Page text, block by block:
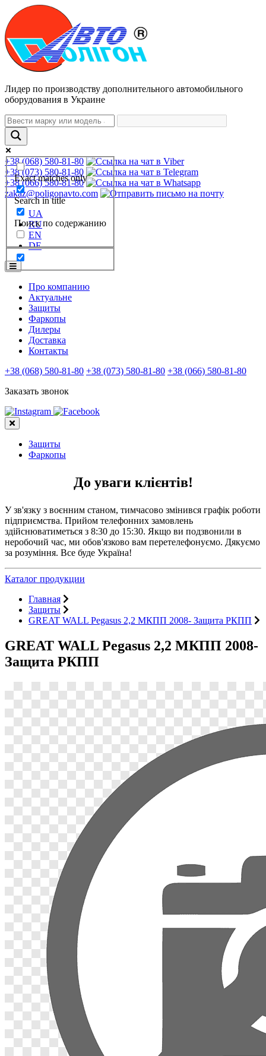
Лидер по производству дополнительного автомобильного
оборудования в Украине
Exact matches only
Search in title
Поиск по содержанию
+38 (068) 580-81-80
+38 (073) 580-81-80
+38 (066) 580-81-80
zakaz@poligonavto.com
UA
RU
EN
DE
Про компанию
Актуальне
Защиты
Фаркопы
Дилеры
Доставка
Контакты
+38 (068) 580-81-80 +38 (073) 580-81-80 +38 (066) 580-81-80
Заказать звонок
Защиты
Фаркопы
До уваги клієнтів!
У зв'язку з воєнним станом, тимчасово змінився графік роботи
підприємства. Прийом телефонних замовлень
здійснюватиметься з 8:30 до 15:30. Якщо ви подзвонили в
неробочий час, ми обов'язково вам перетелефонуємо. Дякуємо
за розуміння. Все буде Україна!
Каталог продукции
Главная
Защиты
GREAT WALL Pegasus 2,2 МКПП 2008- Защита РКПП
GREAT WALL Pegasus 2,2 МКПП 2008-
Защита РКПП